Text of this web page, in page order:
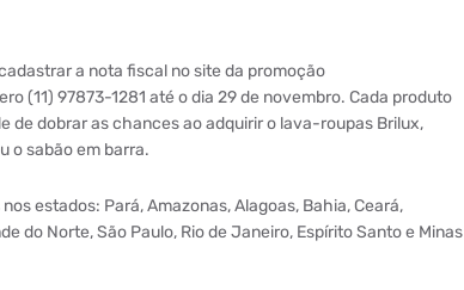
a nota fiscal no site da promoção
(11) 97873-1281 até o dia 29 de novembro. Cada produto
de dobrar as chances ao adquirir o lava-roupas Brilux,
o sabão em barra.
estados: Pará, Amazonas, Alagoas, Bahia, Ceará,
do Norte, São Paulo, Rio de Janeiro, Espírito Santo e Minas